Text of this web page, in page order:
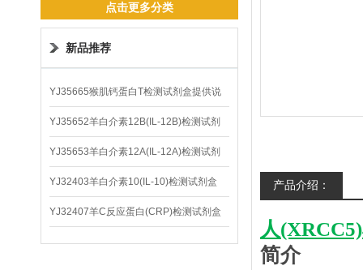
点击更多分类
新品推荐
YJ35665猴肌钙蛋白T检测试剂盒提供说
明书
YJ35652羊白介素12B(IL-12B)检测试剂
盒
YJ35653羊白介素12A(IL-12A)检测试剂
盒
YJ32403羊白介素10(IL-10)检测试剂盒
YJ32407羊C反应蛋白(CRP)检测试剂盒
产品介绍：
人
简介